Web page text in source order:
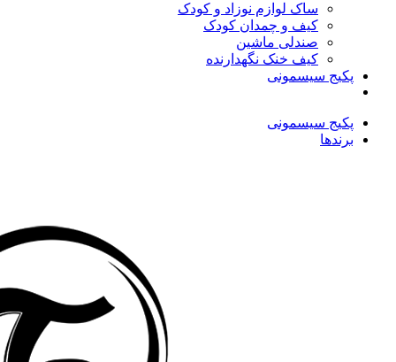
ساک لوازم نوزاد و کودک
کیف و چمدان کودک
صندلی ماشین
کیف خنک نگهدارنده
پکیج سیسمونی
پکیج سیسمونی
برندها